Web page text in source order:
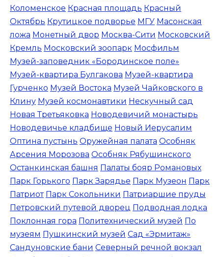
Коломенское Красная площадь Красный
Октябрь Крутицкое подворье МГУ Масонская
ложа Монетный двор Москва-Сити Московский
Кремль Московский зоопарк Мосфильм
Музей-заповедник «Бородинское поле»
Музей-квартира Булгакова Музей-квартира
Гурченко Музей Востока Музей Чайковского в
Клину Музей космонавтики Нескучный сад
Новая Третьяковка Новодевичий монастырь
Новодевичье кладбище Новый Иерусалим
Оптина пустынь Оружейная палата Особняк
Арсения Морозова Особняк Рябушинского
Останкинская башня Палаты бояр Романовых
Парк Горького Парк Зарядье Парк Музеон Парк
Патриот Парк Сокольники Патриаршие пруды
Петровский путевой дворец Подводная лодка
Поклонная гора Политехнический музей По
музеям Пушкинский музей Сад «Эрмитаж»
Сандуновские бани Северный речной вокзал